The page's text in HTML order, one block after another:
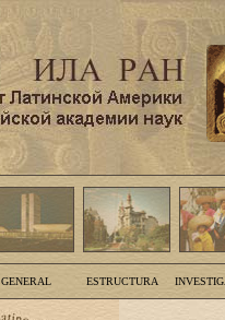
GENERAL ESTRUCTURA